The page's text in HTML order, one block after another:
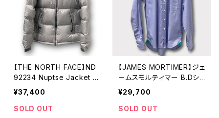
【THE NORTH FACE】ND
92234 Nuptse Jacket
ザ・ノース・フェイス ヌプシ
ジャケット ダウンジャケッ
ト
¥37,400
SOLD OUT
【JAMES MORTIMER】ジェ
ームスモルティマー B.Dシ
ャツ ブルーストライプ トー
マスメイソン
¥29,700
SOLD OUT